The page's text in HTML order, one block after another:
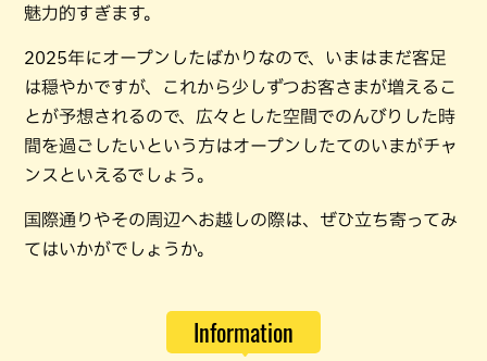
魅力的すぎます。
2025年にオープンしたばかりなので、いまはまだ客足
は穏やかですが、これから少しずつお客さまが増えるこ
とが予想されるので、広々とした空間でのんびりした時
間を過ごしたいという方はオープンしたてのいまがチャ
ンスといえるでしょう。
国際通りやその周辺へお越しの際は、ぜひ立ち寄ってみ
てはいかがでしょうか。
Information